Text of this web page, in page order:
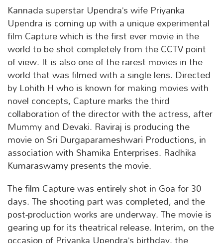
Kannada superstar Upendra’s wife Priyanka
Upendra is coming up with a unique experimental
film Capture which is the first ever movie in the
world to be shot completely from the CCTV point
of view. It is also one of the rarest movies in the
world that was filmed with a single lens. Directed
by Lohith H who is known for making movies with
novel concepts, Capture marks the third
collaboration of the director with the actress, after
Mummy and Devaki. Raviraj is producing the
movie on Sri Durgaparameshwari Productions, in
association with Shamika Enterprises. Radhika
Kumaraswamy presents the movie.
The film Capture was entirely shot in Goa for 30
days. The shooting part was completed, and the
post-production works are underway. The movie is
gearing up for its theatrical release. Interim, on the